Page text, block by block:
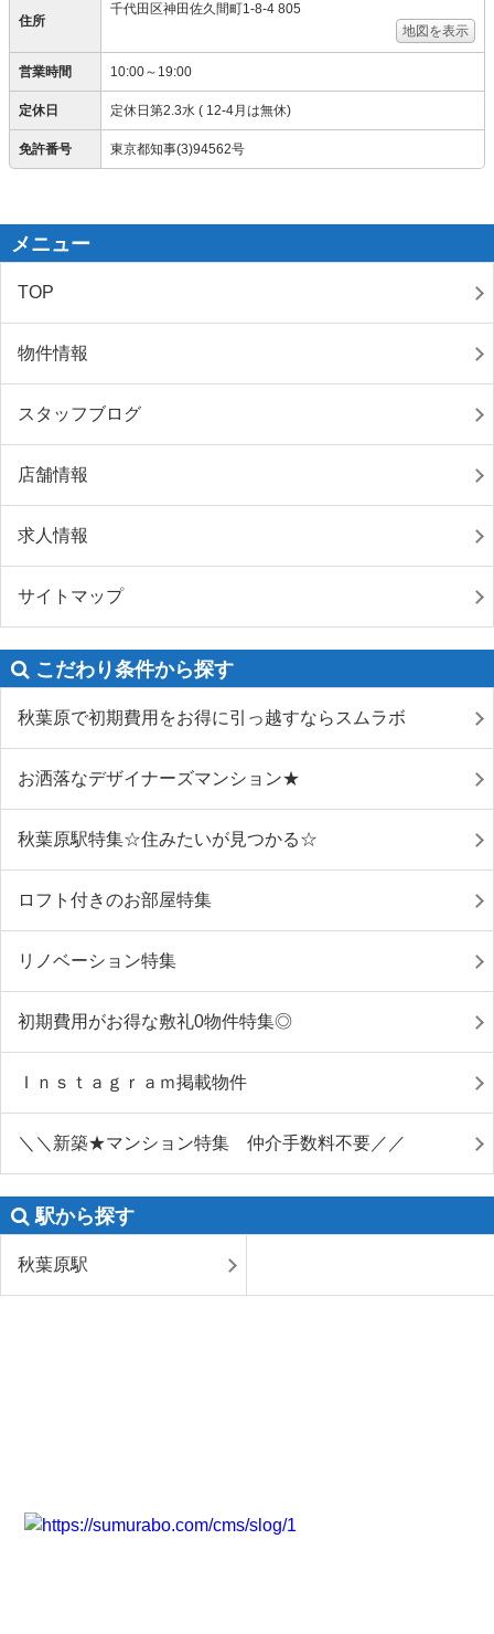
住所
千代田区神田佐久間町1-8-4 805
地図を表示
営業時間 10:00～19:00
定休日 定休日第2.3水 ( 12-4月は無休)
免許番号 東京都知事(3)94562号
メニュー
TOP
物件情報
スタッフブログ
店舗情報
求人情報
サイトマップ
こだわり条件から探す
秋葉原で初期費用をお得に引っ越すならスムラボ
お洒落なデザイナーズマンション★
秋葉原駅特集☆住みたいが見つかる☆
ロフト付きのお部屋特集
リノベーション特集
初期費用がお得な敷礼0物件特集◎
Ｉｎｓｔａｇｒａｍ掲載物件
＼＼新築★マンション特集 仲介手数料不要／／
駅から探す
秋葉原駅